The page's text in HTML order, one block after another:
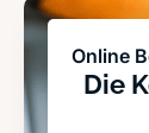
Online
Die